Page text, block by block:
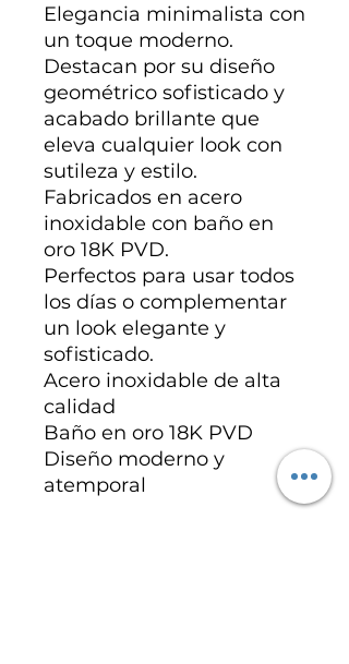
Elegancia minimalista con
un toque moderno.
Destacan por su diseño
geométrico sofisticado y
acabado brillante que
eleva cualquier look con
sutileza y estilo.
Fabricados en acero
inoxidable con baño en
oro 18K PVD.
Perfectos para usar todos
los días o complementar
un look elegante y
sofisticado.
Acero inoxidable de alta
calidad
Baño en oro 18K PVD
Diseño moderno y
atemporal